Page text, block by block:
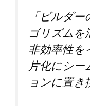
「ビルダー
ゴリズムを
非効率性を
片化にシー
ョンに置き